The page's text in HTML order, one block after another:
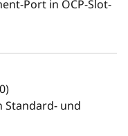
SSD-Fehler
werden.
KI-
eine hohe
Innovationen zu
wie die SSD
reduzieren
Port in OCP-Slot-
Standard- und